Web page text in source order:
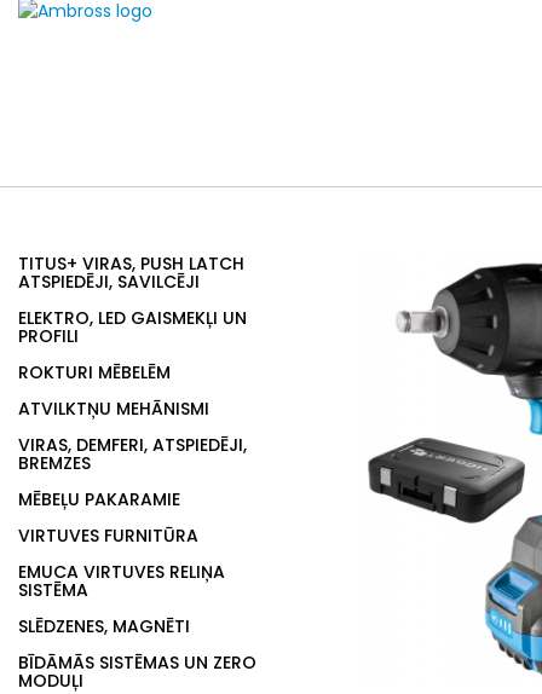
TITUS+ VIRAS, PUSH LATCH
ATSPIEDĒJI, SAVILCĒJI
ELEKTRO, LED GAISMEKĻI UN
PROFILI
ROKTURI MĒBELĒM
ATVILKTŅU MEHĀNISMI
VIRAS, DEMFERI, ATSPIEDĒJI,
BREMZES
MĒBEĻU PAKARAMIE
VIRTUVES FURNITŪRA
EMUCA VIRTUVES RELIŅA
SISTĒMA
SLĒDZENES, MAGNĒTI
BĪDĀMĀS SISTĒMAS UN ZERO
MODUĻI